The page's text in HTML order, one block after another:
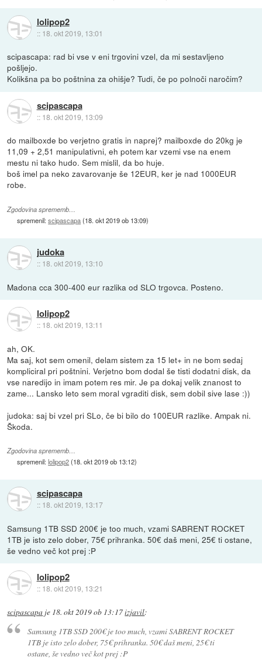
lolipop2
:: 18. okt 2019, 13:01
scipascapa: rad bi vse v eni trgovini vzel, da mi sestavljeno
pošljejo.
Kolikšna pa bo poštnina za ohišje? Tudi, če po polnoči naročim?
scipascapa
:: 18. okt 2019, 13:09
do mailboxde bo verjetno gratis in naprej? mailboxde do 20kg je
11,09 + 2,51 manipulativni, eh potem kar vzemi vse na enem
mestu ni tako hudo. Sem mislil, da bo huje.
boš imel pa neko zavarovanje še 12EUR, ker je nad 1000EUR
robe.
Zgodovina sprememb…
spremenil:scipascapa(18. okt 2019 ob 13:09)
judoka
:: 18. okt 2019, 13:10
Madona cca 300-400 eur razlika od SLO trgovca. Posteno.
lolipop2
:: 18. okt 2019, 13:11
ah, OK.
Ma saj, kot sem omenil, delam sistem za 15 let+ in ne bom sedaj
kompliciral pri poštnini. Verjetno bom dodal še tisti dodatni disk, da
vse naredijo in imam potem res mir. Je pa dokaj velik znanost to
zame... Lansko leto sem moral vgraditi disk, sem dobil sive lase :))
judoka: saj bi vzel pri SLo, če bi bilo do 100EUR razlike. Ampak ni.
Škoda.
Zgodovina sprememb…
spremenil:lolipop2(18. okt 2019 ob 13:12)
scipascapa
:: 18. okt 2019, 13:17
Samsung 1TB SSD 200€ je too much, vzami SABRENT ROCKET
1TB je isto zelo dober, 75€ prihranka. 50€ daš meni, 25€ ti ostane,
še vedno več kot prej :P
lolipop2
:: 18. okt 2019, 13:21
scipascapa je 18. okt 2019 ob 13:17izjavil:
Samsung 1TB SSD 200€ je too much, vzami SABRENT ROCKET
1TB je isto zelo dober, 75€ prihranka. 50€ daš meni, 25€ ti
ostane, še vedno več kot prej :P